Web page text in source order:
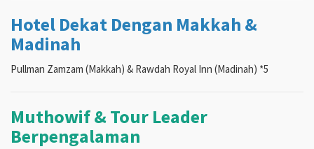
Hotel Dekat Dengan Makkah &
Madinah
Pullman Zamzam (Makkah) & Rawdah Royal Inn (Madinah) *5
Muthowif & Tour Leader
Berpengalaman